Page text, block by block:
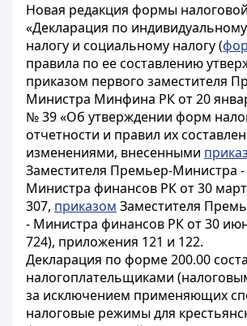
Новая редакция формы
«Декларация по
налогу и социальному налогу (
правила по ее составлению
приказом первого заместителя
Министра Минфина РК от 20
№ 39 «Об утверждении форм
отчетности и правил их
изменениями, внесенными
Заместителя Премьер-Министра -
Министра финансов РК от 30
307, приказом Заместителя
- Министра финансов РК от 30
724), приложения 121 и 122.
Декларация по форме 200.00
налогоплательщиками
за исключением применяющих
налоговые режимы для